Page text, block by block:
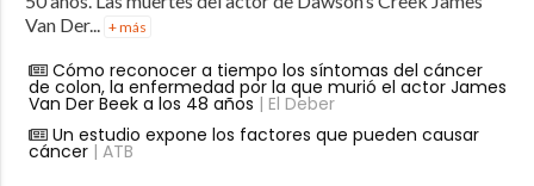
Van Der...
+ más
Cómo reconocer a tiempo los síntomas del cáncer
de colon, la enfermedad por la que murió el actor James
Van Der Beek a los 48 años | El Deber
Un estudio expone los factores que pueden causar
cáncer| ATB